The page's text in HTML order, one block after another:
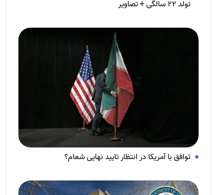
تولد ۲۲ سالگی + تصاویر
توافق با آمریکا در انتظار تایید نهایی شعام؟